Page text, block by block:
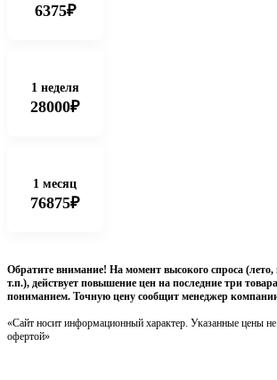
6375₽
1 неделя
28000₽
1 месяц
76875₽
Обратите внимание! На момент высокого спроса
т.п.), действует повышение цен на последние три
пониманием. Точную цену сообщит менеджер
«Сайт носит информационный характер. Указанные цены
офертой»